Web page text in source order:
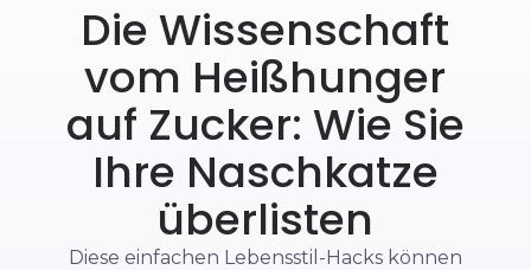
Die Wissenschaft
vom Heißhunger
auf Zucker: Wie Sie
Ihre Naschkatze
überlisten
Diese einfachen Lebensstil-Hacks können